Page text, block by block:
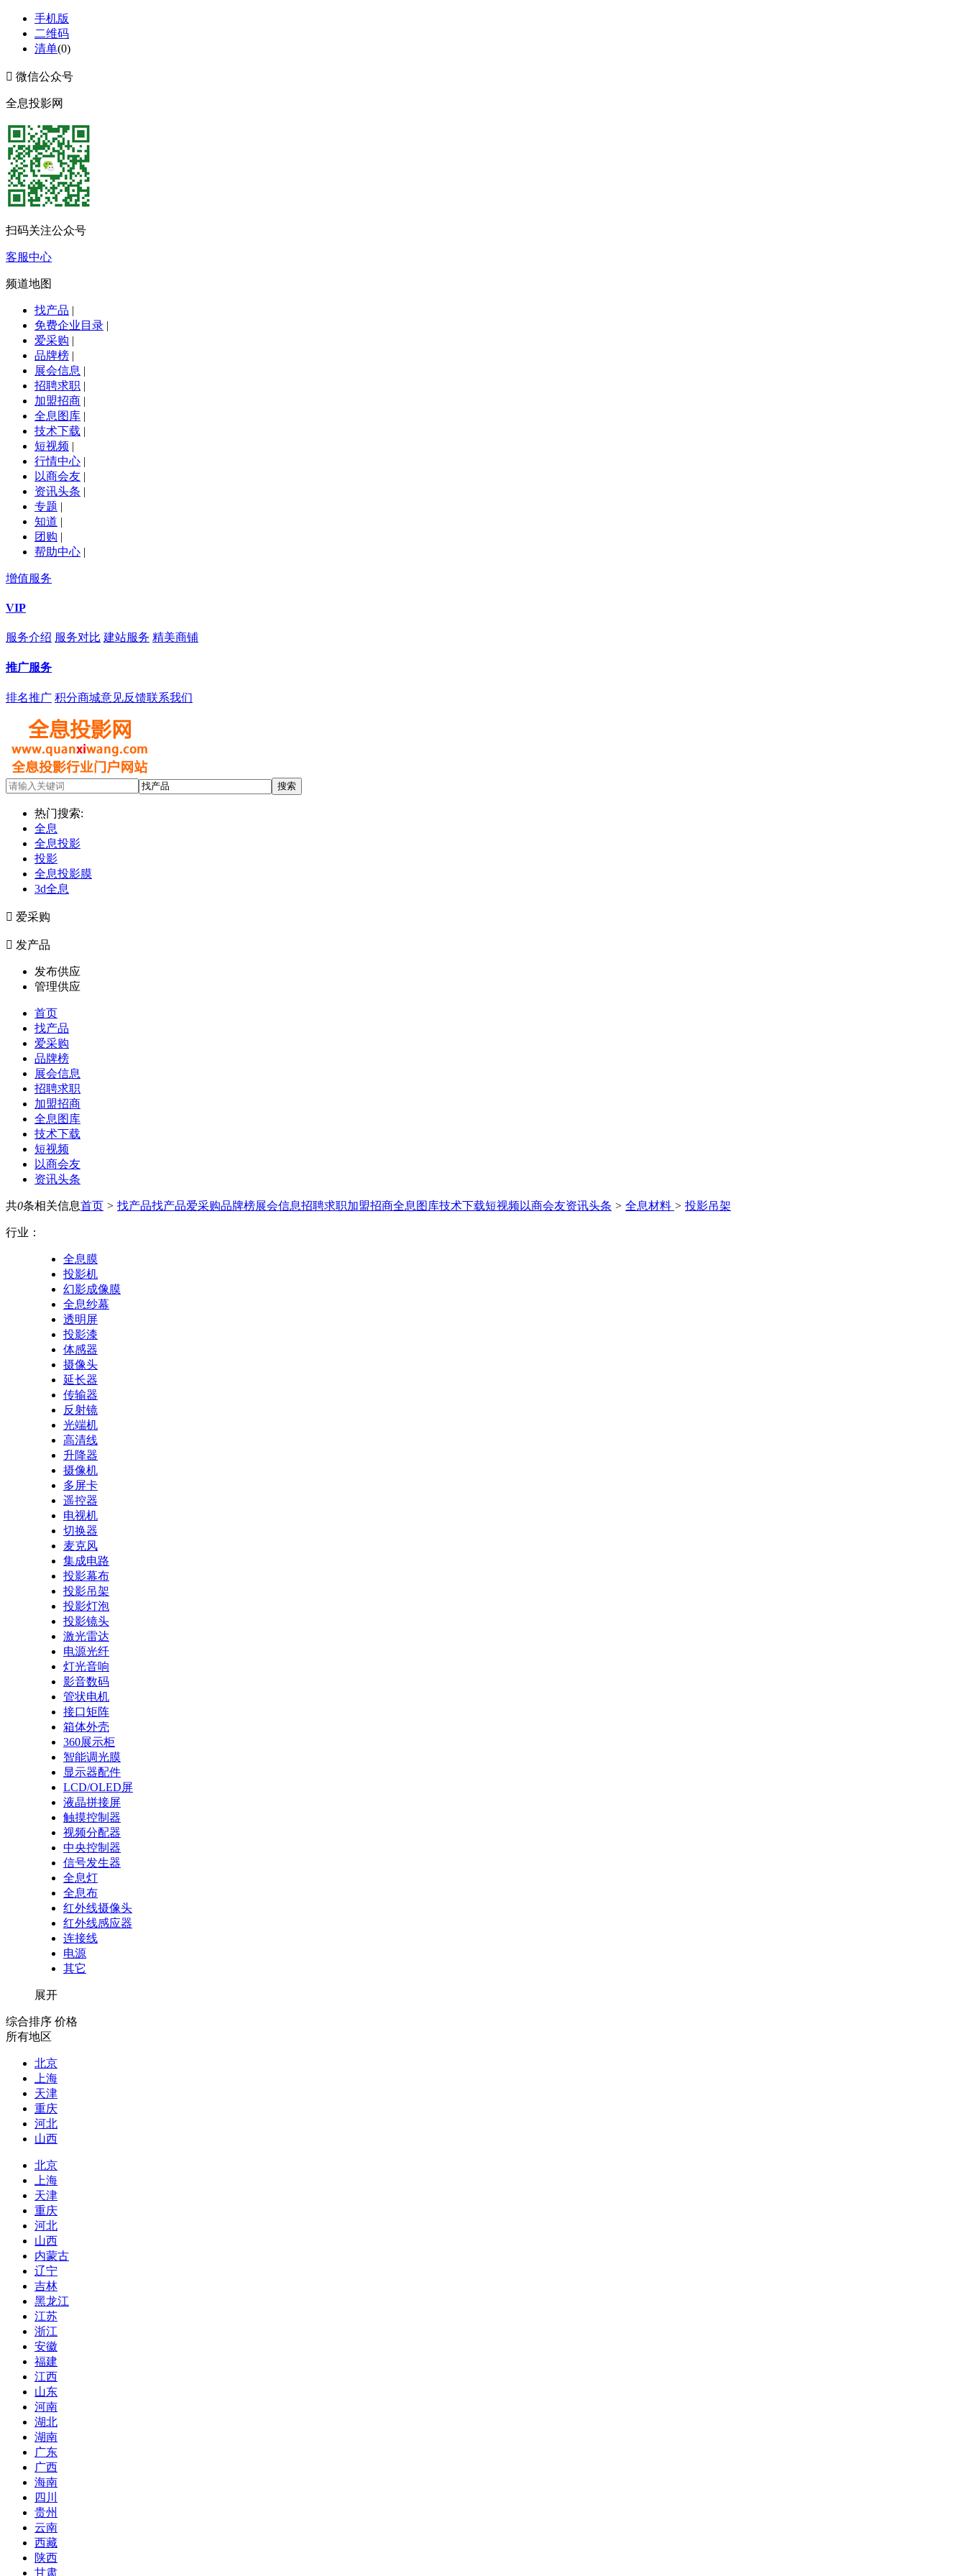
手机版
二维码
清单(0)
 微信公众号
全息投影网
扫码关注公众号
客服中心
频道地图
找产品 |
免费企业目录 |
爱采购 |
品牌榜 |
展会信息 |
招聘求职 |
加盟招商 |
全息图库 |
技术下载 |
短视频 |
行情中心 |
以商会友 |
资讯头条 |
专题 |
知道 |
团购 |
帮助中心 |
增值服务
VIP
服务介绍 服务对比 建站服务 精美商铺
推广服务
排名推广 积分商城意见反馈联系我们
热门搜索:
全息
全息投影
投影
全息投影膜
3d全息
 爱采购
 发产品
发布供应
管理供应
首页
找产品
爱采购
品牌榜
展会信息
招聘求职
加盟招商
全息图库
技术下载
短视频
以商会友
资讯头条
共0条相关信息首页 > 找产品找产品爱采购品牌榜展会信息招聘求职加盟招商全息图库技术下载短视频 以商会友资讯头条 > 全息材料 > 投影吊架
行业：
全息膜
投影机
幻影成像膜
全息纱幕
透明屏
投影漆
体感器
摄像头
延长器
传输器
反射镜
光端机
高清线
升降器
摄像机
多屏卡
遥控器
电视机
切换器
麦克风
集成电路
投影幕布
投影吊架
投影灯泡
投影镜头
激光雷达
电源光纤
灯光音响
影音数码
管状电机
接口矩阵
箱体外壳
360展示柜
智能调光膜
显示器配件
LCD/OLED屏
液晶拼接屏
触摸控制器
视频分配器
中央控制器
信号发生器
全息灯
全息布
红外线摄像头
红外线感应器
连接线
电源
其它
展开
综合排序 价格
所有地区
北京
上海
天津
重庆
河北
山西
北京
上海
天津
重庆
河北
山西
内蒙古
辽宁
吉林
黑龙江
江苏
浙江
安徽
福建
江西
山东
河南
湖北
湖南
广东
广西
海南
四川
贵州
云南
西藏
陕西
甘肃